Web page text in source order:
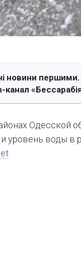
новини
канал
Одесской
уровень воды в